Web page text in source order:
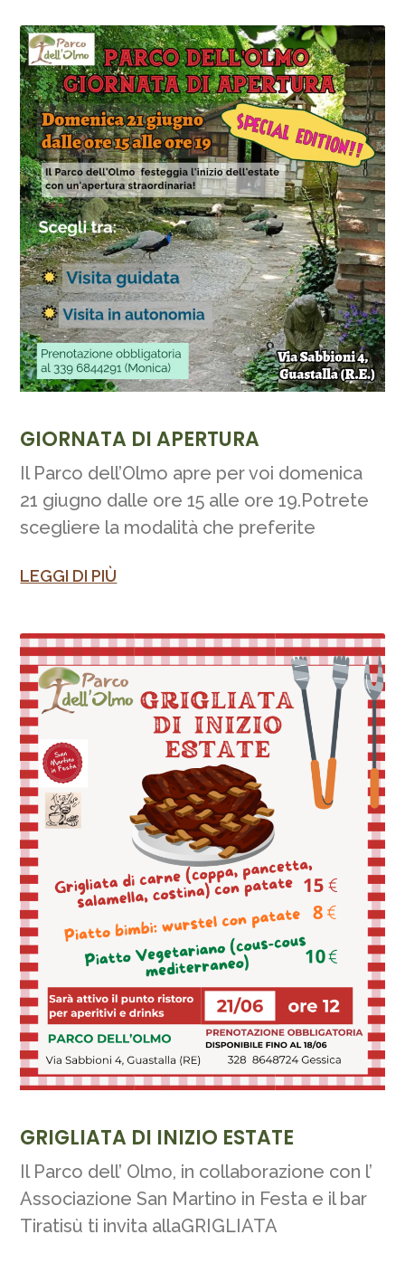
GIORNATA DI APERTURA
Il Parco dell’Olmo apre per voi domenica
21 giugno dalle ore 15 alle ore 19.Potrete
scegliere la modalità che preferite
LEGGI DI PIÙ
GRIGLIATA DI INIZIO ESTATE
Il Parco dell’ Olmo, in collaborazione con l’
Associazione San Martino in Festa e il bar
Tiratisù ti invita allaGRIGLIATA